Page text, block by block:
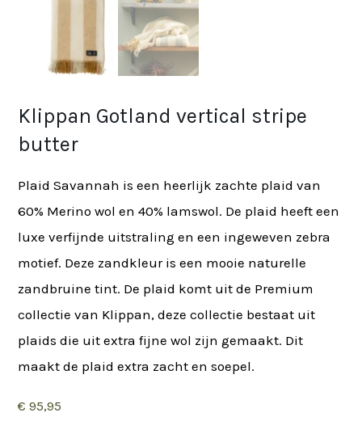
Klippan Gotland vertical stripe
butter
Plaid Savannah is een heerlijk zachte plaid van
60% Merino wol en 40% lamswol. De plaid heeft een
luxe verfijnde uitstraling en een ingeweven zebra
motief. Deze zandkleur is een mooie naturelle
zandbruine tint. De plaid komt uit de Premium
collectie van Klippan, deze collectie bestaat uit
plaids die uit extra fijne wol zijn gemaakt. Dit
maakt de plaid extra zacht en soepel.
€ 95,95